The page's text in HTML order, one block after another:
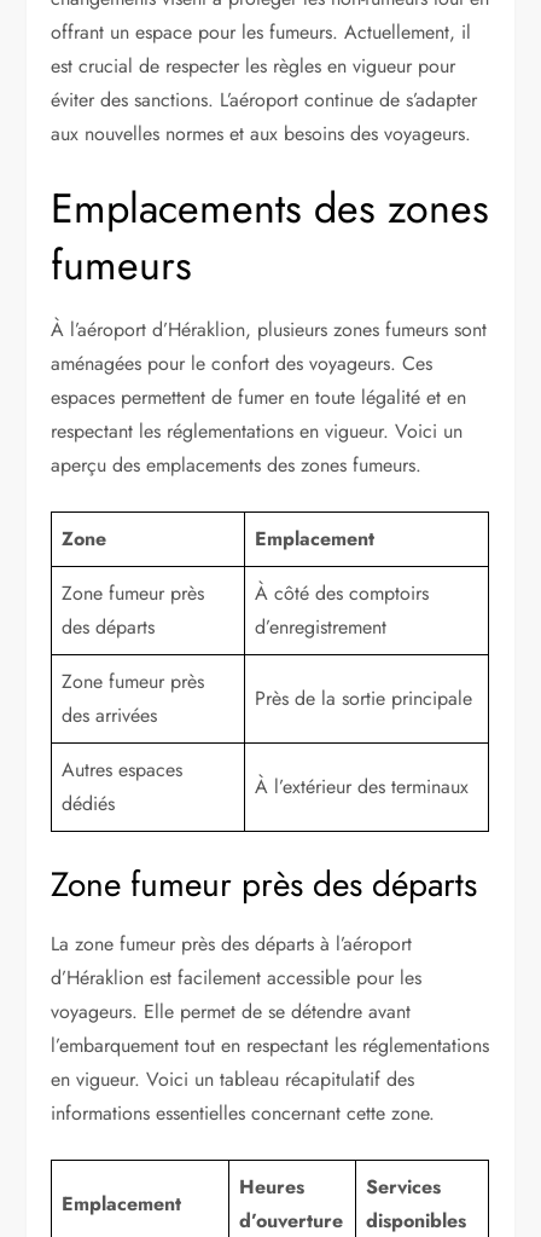
offrant un espace pour les fumeurs. Actuellement, il
est crucial de respecter les règles en vigueur pour
éviter des sanctions. L’aéroport continue de s’adapter
aux nouvelles normes et aux besoins des voyageurs.
Emplacements des zones
fumeurs
À l’aéroport d’Héraklion, plusieurs zones fumeurs sont
aménagées pour le confort des voyageurs. Ces
espaces permettent de fumer en toute légalité et en
respectant les réglementations en vigueur. Voici un
aperçu des emplacements des zones fumeurs.
Zone
Emplacement
Zone fumeur près
des départs
À côté des comptoirs
d’enregistrement
Zone fumeur près
des arrivées
Près de la sortie principale
Autres espaces
dédiés
À l’extérieur des terminaux
Zone fumeur près des départs
La zone fumeur près des départs à l’aéroport
d’Héraklion est facilement accessible pour les
voyageurs. Elle permet de se détendre avant
l’embarquement tout en respectant les réglementations
en vigueur. Voici un tableau récapitulatif des
informations essentielles concernant cette zone.
Emplacement
Heures
d’ouverture
Services
disponibles